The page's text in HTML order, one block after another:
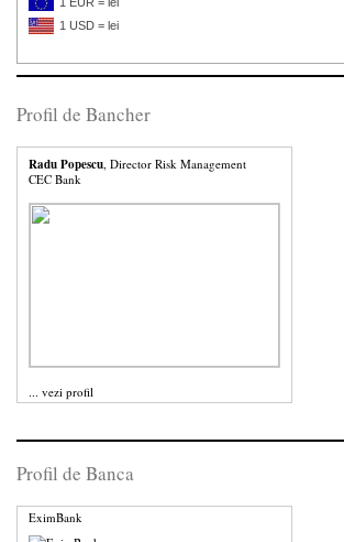
1 EUR = lei
1 USD = lei
Profil de Bancher
Radu Popescu, Director Risk Management
CEC Bank
... vezi profil
Profil de Banca
EximBank